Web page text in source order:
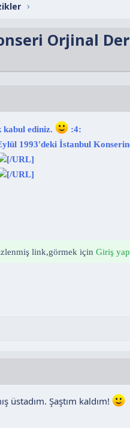
Orjinal
kabul ediniz.
:4:
1993'deki İstanbul
[/URL]
[/URL]
link,görmek içinGiriş
üstadım. Şaştım kaldım!